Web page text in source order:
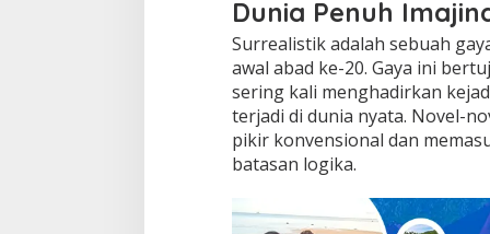
Dunia Penuh
Surrealistik adalah sebuah
awal abad ke-20. Gaya ini
sering kali menghadirkan
terjadi di dunia nyata. Novel-
pikir konvensional dan
batasan logika.